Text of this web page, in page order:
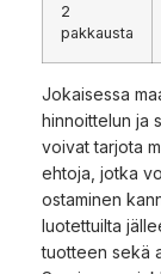
2
pakkausta
Jokaisessa
hinnoittelun ja
voivat tarjota
ehtoja, jotka
ostaminen
luotettuilta
tuotteen sekä